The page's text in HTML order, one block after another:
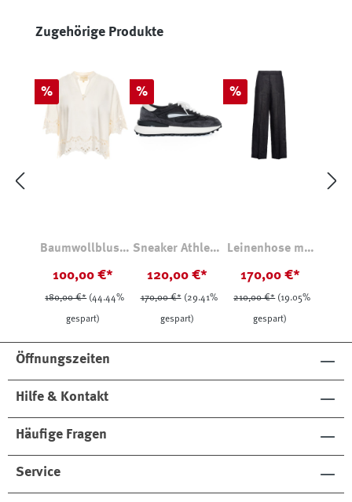
Produktgalerie überspringen
Zugehörige Produkte
Rabatt
%
Baumwollbluse
100,00 €*
180,00 €* (44.44%
gespart)
Rabatt
%
Sneaker Athleta
120,00 €*
170,00 €* (29.41%
gespart)
Rabatt
%
Leinenhose mit
170,00 €*
210,00 €* (19.05%
gespart)
Öffnungszeiten
Hilfe & Kontakt
Häufige Fragen
Service